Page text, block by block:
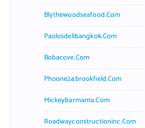
Blythewoodseafood.com
Paolosdelibangkok.com
Bobacove.com
Phoone24brookfield.com
Mickeybarmama.com
Roadwayconstructioninc.com